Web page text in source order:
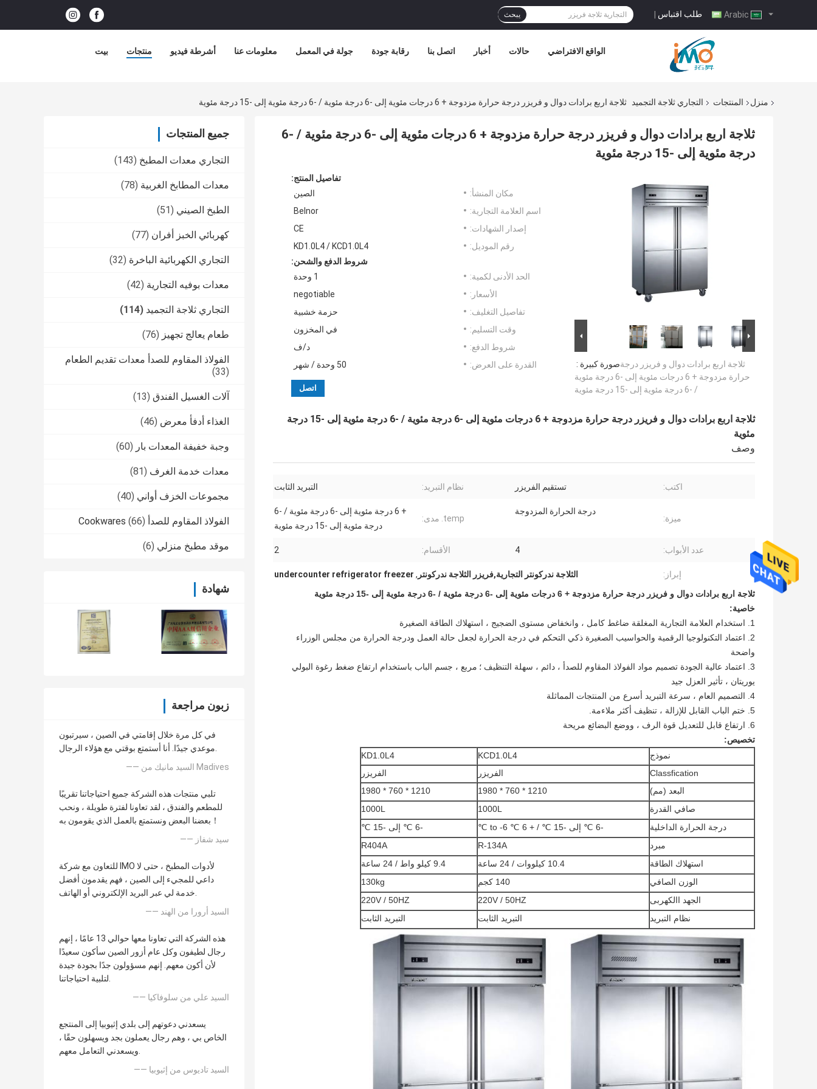
طلب اقتباس | يبحث
بيت منتجات أشرطة فيديو معلومات عنا جولة في المعمل رقابة جودة اتصل بنا أخبار حالات الواقع الافتراضي
منزل المنتجات التجاري ثلاجة التجميد ثلاجة اربع برادات دوال و فريزر درجة حرارة مزدوجة + 6 درجات مئوية إلى -6 درجة مئوية / -6 درجة مئوية إلى -15 درجة مئوية
جميع المنتجات
التجاري معدات المطبخ (143)
معدات المطابخ الغربية (78)
الطبخ الصيني (51)
كهربائي الخبز أفران (77)
التجاري الكهربائية الباخرة (32)
معدات بوفيه التجارية (42)
التجاري ثلاجة التجميد (114)
طعام يعالج تجهيز (76)
الفولاذ المقاوم للصدأ معدات تقديم الطعام
(33)
آلات الغسيل الفندق (13)
الغذاء أدفأ معرض (46)
وجبة خفيفة المعدات بار (60)
معدات خدمة الغرف (81)
مجموعات الخزف أواني (40)
الفولاذ المقاوم للصدأ Cookwares (66)
موقد مطبخ منزلي (6)
شهادة
زبون مراجعة
في كل مرة خلال إقامتي في الصين ، سيرتبون
موعدي جيدًا. أنا أستمتع بوقتي مع هؤلاء الرجال.
—— السيد مانيك من Madives
تلبي منتجات هذه الشركة جميع احتياجاتنا تقريبًا
للمطعم والفندق ، لقد تعاونا لفترة طويلة ، ونحب
بعضنا البعض ونستمتع بالعمل الذي يقومون به！
—— سيد شفاز
للتعاون مع شركة IMO لأدوات المطبخ ، حتى لا
داعي للمجيء إلى الصين ، فهم يقدمون أفضل
خدمة لي عبر البريد الإلكتروني أو الهاتف.
—— السيد أرورا من الهند
هذه الشركة التي تعاونا معها حوالي 13 عامًا ، إنهم
رجال لطيفون وكل عام أزور الصين سأكون سعيدًا
لأن أكون معهم. إنهم مسؤولون جدًا بجودة جيدة
لتلبية احتياجاتنا.
—— السيد علي من سلوفاكيا
يسعدني دعوتهم إلى بلدي إثيوبيا إلى المنتجع
الخاص بي ، وهم رجال يعملون بجد ويسهلون حقًا ،
ويسعدني التعامل معهم.
—— السيد تاديوس من إثيوبيا
ثلاجة اربع برادات دوال و فريزر درجة حرارة مزدوجة + 6 درجات مئوية إلى -6 درجة مئوية / -6
درجة مئوية إلى -15 درجة مئوية
صورة كبيرة :ثلاجة اربع برادات دوال و فريزر درجة
حرارة مزدوجة + 6 درجات مئوية إلى -6 درجة مئوية
/ -6 درجة مئوية إلى -15 درجة مئوية
تفاصيل المنتج:
مكان المنشأ:
الصين
اسم العلامة التجارية:
Belnor
إصدار الشهادات:
CE
رقم الموديل:
KD1.0L4 / KCD1.0L4
شروط الدفع والشحن:
الحد الأدنى لكمية:
1 وحدة
الأسعار:
negotiable
تفاصيل التغليف:
حزمة خشبية
وقت التسليم:
في المخزون
شروط الدفع:
د/ف
القدرة على العرض:
50 وحدة / شهر
اتصل
ثلاجة اربع برادات دوال و فريزر درجة حرارة مزدوجة + 6 درجات مئوية إلى -6 درجة مئوية / -6 درجة مئوية إلى -15 درجة
مئوية
وصف
اكتب: تستقيم الفريزر نظام التبريد: التبريد الثابت
ميزة:
درجة الحرارة المزدوجة
temp. مدى:
+ 6 درجة مئوية إلى -6 درجة مئوية / -6
درجة مئوية إلى -15 درجة مئوية
عدد الأبواب: 4 الأقسام: 2
إبراز: الثلاجة ندركونتر التجارية,فريزر الثلاجة ندركونتر ,
undercounter refrigerator freezer
ثلاجة اربع برادات دوال و فريزر درجة حرارة مزدوجة + 6 درجات مئوية إلى -6 درجة مئوية / -6 درجة مئوية إلى -15 درجة مئوية
خاصية:
1. استخدام العلامة التجارية المغلقة ضاغط كامل ، وانخفاض مستوى الضجيج ، استهلاك الطاقة الصغيرة
2. اعتماد التكنولوجيا الرقمية والحواسيب الصغيرة ذكي التحكم في درجة الحرارة لجعل حالة العمل ودرجة الحرارة من مجلس الوزراء
واضحة
3. اعتماد عالية الجودة تصميم مواد الفولاذ المقاوم للصدأ ، دائم ، سهلة التنظيف ؛
مربع ، جسم الباب باستخدام ارتفاع ضغط رغوة البولي
يوريتان ، تأثير العزل جيد
4. التصميم العام ، سرعة التبريد أسرع من المنتجات المماثلة
5. ختم الباب القابل للإزالة ، تنظيف أكثر ملاءمة.
6. ارتفاع قابل للتعديل قوة الرف ، ووضع البضائع مريحة
تخصيص:
نموذج
KCD1.0L4
KD1.0L4
Classfication
الفريزر
الفريزر
البعد (مم)
1210 * 760 * 1980
1210 * 760 * 1980
صافي القدرة
1000L
1000L
درجة الحرارة الداخلية
-6 ℃ إلى -15 ℃ / + 6 ℃ to -6 ℃
-6 ℃ إلى -15 ℃
مبرد
R-134A
R404A
استهلاك الطاقة
10.4 كيلووات / 24 ساعة
9.4 كيلو واط / 24 ساعة
الوزن الصافي
140 كجم
130kg
الجهد االكهربى
220V / 50HZ
220V / 50HZ
نظام التبريد
التبريد الثابت التبريد الثابت